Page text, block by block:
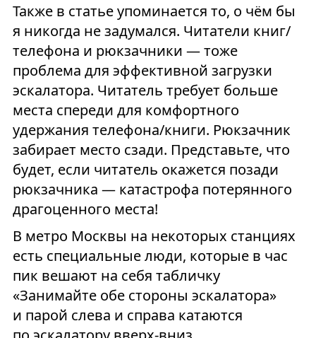
Также в статье упоминается то, о чём бы
я никогда не задумался. Читатели книг/
телефона и рюкзачники — тоже
проблема для эффективной загрузки
эскалатора. Читатель требует больше
места спереди для комфортного
удержания телефона/книги. Рюкзачник
забирает место сзади. Представьте, что
будет, если читатель окажется позади
рюкзачника — катастрофа потерянного
драгоценного места!
В метро Москвы на некоторых станциях
есть специальные люди, которые в час
пик вешают на себя табличку
«Занимайте обе стороны эскалатора»
и парой слева и справа катаются